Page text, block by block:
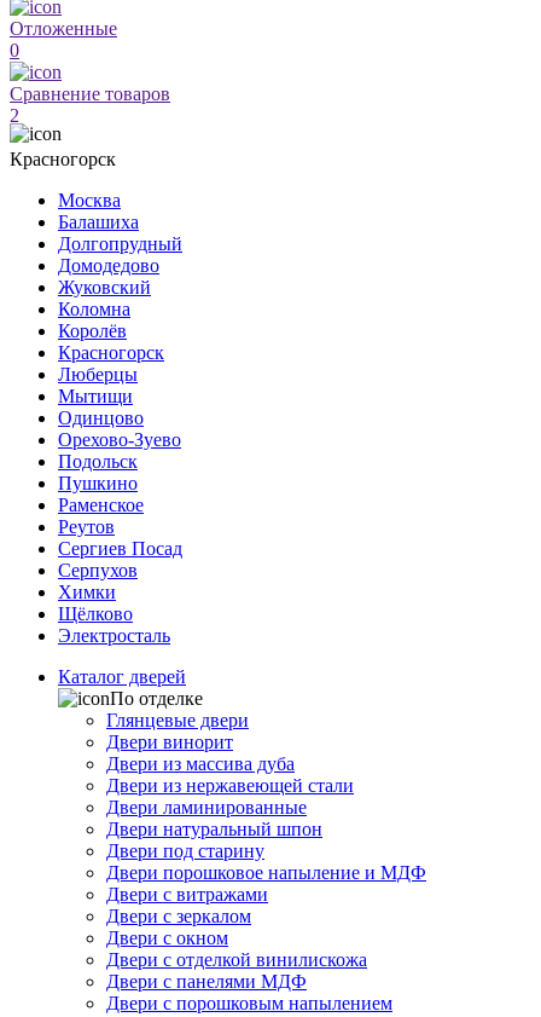
Отложенные
0
Сравнение товаров
2
Красногорск
Москва
Балашиха
Долгопрудный
Домодедово
Жуковский
Коломна
Королёв
Красногорск
Люберцы
Мытищи
Одинцово
Орехово-Зуево
Подольск
Пушкино
Раменское
Реутов
Сергиев Посад
Серпухов
Химки
Щёлково
Электросталь
Каталог дверей
По отделке
Глянцевые двери
Двери винорит
Двери из массива дуба
Двери из нержавеющей стали
Двери ламинированные
Двери натуральный шпон
Двери под старину
Двери порошковое напыление и МДФ
Двери с витражами
Двери с зеркалом
Двери с окном
Двери с отделкой винилискожа
Двери с панелями МДФ
Двери с порошковым напылением